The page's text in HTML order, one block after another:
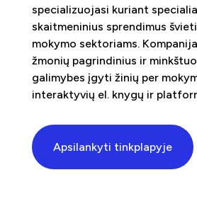
specializuojasi kuriant
skaitmeninius sprendimus
mokymo sektoriams.
žmonių pagrindinius ir
galimybes įgyti žinių per
interaktyvių el. knygų ir
Apsilankyti tinkplapyje